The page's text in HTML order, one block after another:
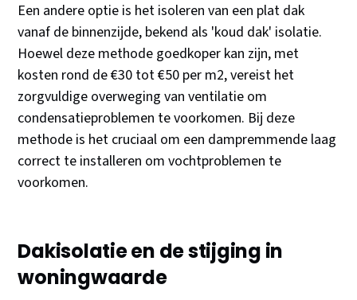
Een andere optie is het isoleren van een plat dak
vanaf de binnenzijde, bekend als 'koud dak' isolatie.
Hoewel deze methode goedkoper kan zijn, met
kosten rond de €30 tot €50 per m2, vereist het
zorgvuldige overweging van ventilatie om
condensatieproblemen te voorkomen. Bij deze
methode is het cruciaal om een dampremmende laag
correct te installeren om vochtproblemen te
voorkomen.
Dakisolatie en de stijging in
woningwaarde